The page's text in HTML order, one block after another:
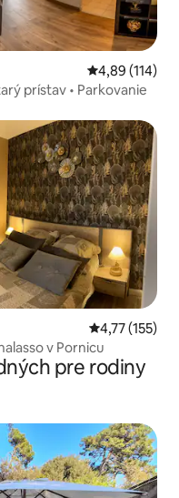
Priemerné
4,89 (114)
prístav • Parkovanie
Priemerné
4,77 (155)
v Pornicu
pre rodiny